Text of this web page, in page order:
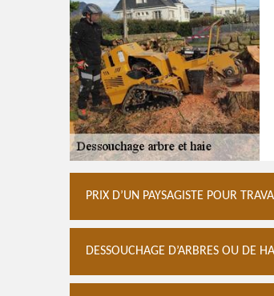
PRIX D’UN PAYSAGISTE POUR
DESSOUCHAGE D’ARBRES OU DE